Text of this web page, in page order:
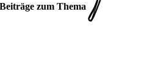
zum Thema